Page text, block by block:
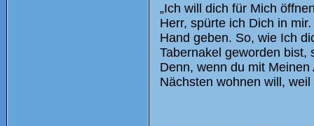
„Ich will dich für Mich
Herr, spürte ich Dich in
Hand geben. So, wie Ich
Tabernakel geworden bist,
Denn, wenn du mit
Nächsten wohnen will,